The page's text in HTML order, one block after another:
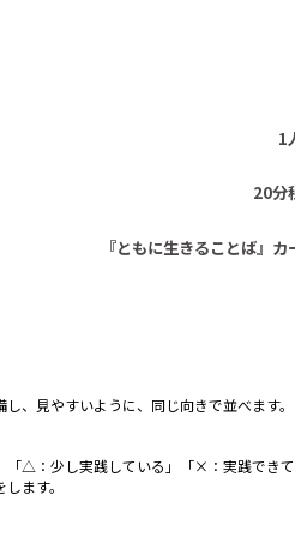
1
20分
『ともに生きることば』カ
、見やすいように、同じ向きで並べます。
△：少し実践している」「×：実践でき
ます。